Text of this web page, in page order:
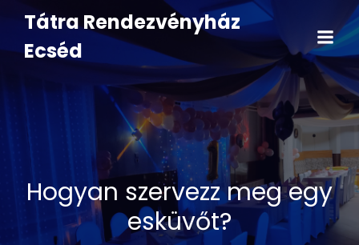
Tátra Rendezvényház
Ecséd
Hogyan szervezz meg egy
esküvőt?